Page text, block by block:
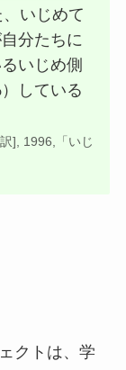
いじめて
分たちに
いじめ側
している
], 1996,「いじ
クトは、学